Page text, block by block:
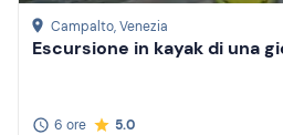
Campalto, Venezia
Escursione in kayak di una
6 ore
5.0